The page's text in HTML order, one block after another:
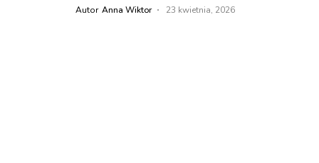
Autor Anna Wiktor 23 kwietnia, 2026